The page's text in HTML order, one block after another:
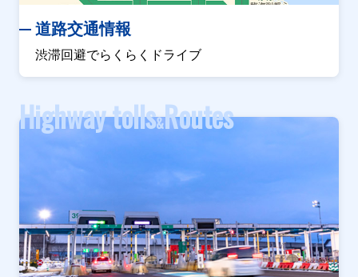
道路交通情報
渋滞回避でらくらくドライブ
Highway tolls&Routes